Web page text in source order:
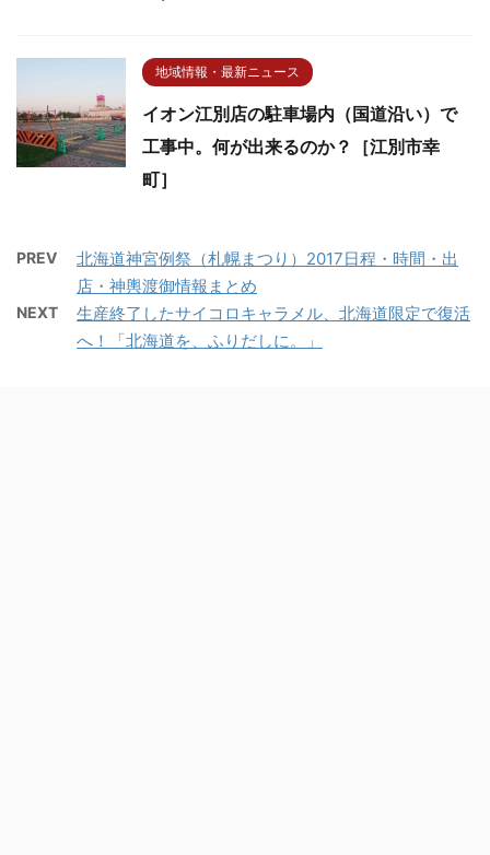
地域情報・最新ニュース
イオン江別店の駐車場内（国道沿い）で
工事中。何が出来るのか？［江別市幸
町］
PREV
北海道神宮例祭（札幌まつり）2017日程・時間・出
店・神輿渡御情報まとめ
NEXT
生産終了したサイコロキャラメル、北海道限定で復活
へ！「北海道を、ふりだしに。」